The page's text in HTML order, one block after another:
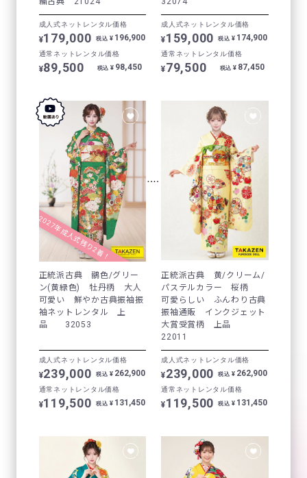
成人式ネットレンタル価格
¥179,000 税込 ¥ 196,900
通常ネットレンタル価格
¥89,500 税込 ¥ 98,450
成人式ネットレンタル価格
¥159,000 税込 ¥ 174,900
通常ネットレンタル価格
¥79,500 税込 ¥ 87,450
2027年成人式残り2着！
正統派古典 鶸色/グリー
ン(黄緑色) 牡丹柄 大人
可愛い 鮮やか古典振袖振
袖ネットレンタル 上
品 32053
成人式ネットレンタル価格
¥239,000 税込 ¥ 262,900
通常ネットレンタル価格
¥119,500 税込 ¥ 131,450
正統派古典 黄/クリーム/
パステルカラー 桜柄
可愛らしい ふんわり古典
振袖通販 インクジェット
大賞受賞柄 上品
22011
成人式ネットレンタル価格
¥239,000 税込 ¥ 262,900
通常ネットレンタル価格
¥119,500 税込 ¥ 131,450